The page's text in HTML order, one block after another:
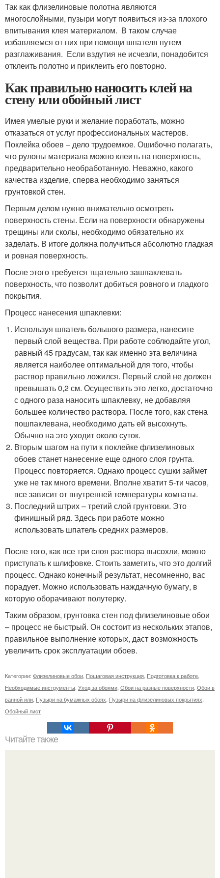
Так как флизелиновые полотна являются
многослойными, пузыри могут появиться из-за плохого
впитывания клея материалом. В таком случае
избавляемся от них при помощи шпателя путем
разглаживания. Если вздутия не исчезли, понадобится
отклеить полотно и приклеить его повторно.
Как правильно наносить клей на
стену или обойный лист
Имея умелые руки и желание поработать, можно
отказаться от услуг профессиональных мастеров.
Поклейка обоев – дело трудоемкое. Ошибочно полагать,
что рулоны материала можно клеить на поверхность,
предварительно необработанную. Неважно, какого
качества изделие, сперва необходимо заняться
грунтовкой стен.
Первым делом нужно внимательно осмотреть
поверхность стены. Если на поверхности обнаружены
трещины или сколы, необходимо обязательно их
заделать. В итоге должна получиться абсолютно гладкая
и ровная поверхность.
После этого требуется тщательно зашпаклевать
поверхность, что позволит добиться ровного и гладкого
покрытия.
Процесс нанесения шпаклевки:
Используя шпатель большого размера, нанесите
первый слой вещества. При работе соблюдайте угол,
равный 45 градусам, так как именно эта величина
является наиболее оптимальной для того, чтобы
раствор правильно ложился. Первый слой не должен
превышать 0,2 см. Осуществить это легко, достаточно
с одного раза наносить шпаклевку, не добавляя
большее количество раствора. После того, как стена
пошпаклевана, необходимо дать ей высохнуть.
Обычно на это уходит около суток.
Вторым шагом на пути к поклейке флизелиновых
обоев станет нанесение еще одного слоя грунта.
Процесс повторяется. Однако процесс сушки займет
уже не так много времени. Вполне хватит 5-ти часов,
все зависит от внутренней температуры комнаты.
Последний штрих – третий слой грунтовки. Это
финишный ряд. Здесь при работе можно
использовать шпатель средних размеров.
После того, как все три слоя раствора высохли, можно
приступать к шлифовке. Стоить заметить, что это долгий
процесс. Однако конечный результат, несомненно, вас
порадует. Можно использовать наждачную бумагу, в
которую оборачивают полутерку.
Таким образом, грунтовка стен под флизелиновые обои
– процесс не быстрый. Он состоит из нескольких этапов,
правильное выполнение которых, даст возможность
увеличить срок эксплуатации обоев.
Категории: Флизелиновые обои Пошаговая инструкция Подготовка к работе
Необходимые инструменты Уход за обоями Обои на разные поверхности Обои в
ванной или Пузыри на бумажных обоях Пузыри на флизелиновых покрытиях
Обойный лист
Читайте также